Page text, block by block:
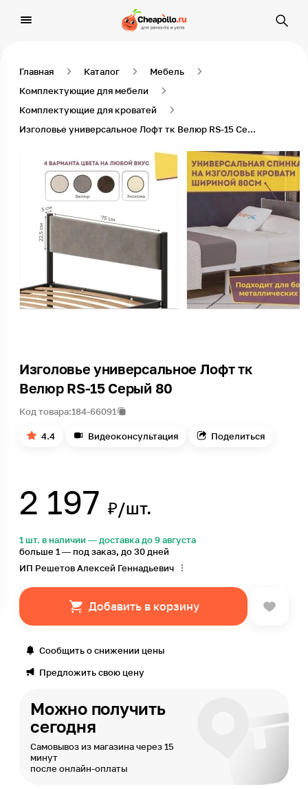
Главная Каталог
Мебель
Комплектующие для мебели
Комплектующие для кроватей
Изголовье универсальное Лофт тк Велюр RS-15 Серый 80
Изголовье универсальное Лофт тк
Велюр RS-15 Серый 80
Код товара:184-66091
4.4 Видеоконсультация Поделиться
2 197 ₽/шт.
1 шт. в наличии — доставка до 9 августа
больше 1 — под заказ, до 30 дней
ИП Решетов Алексей Геннадьевич
Добавить в корзину
Сообщить о снижении цены
Предложить свою цену
Можно получить
сегодня
Самовывоз из магазина через 15
минут
после онлайн-оплаты